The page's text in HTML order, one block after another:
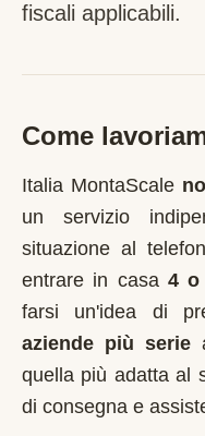
fiscali applicabili.
Come
Italia MontaScale
un servizio
situazione al
entrare in casa 4 o
farsi un'idea di
aziende più serie
quella più adatta al
di consegna e